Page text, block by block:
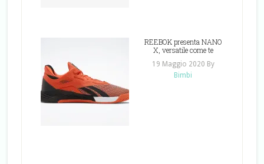
REEBOK presenta NANO
X, versatile come te
19 Maggio 2020 By
Bimbi